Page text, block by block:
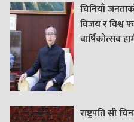
चिनियाँ
विजय र विश्व
वार्षिकोत्सव
राष्ट्रपति सी